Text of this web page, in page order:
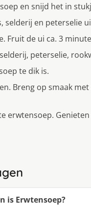
en snijd het in
selderij en peterselie
Fruit de ui ca. 3
peterselie,
te dik is.
Breng op smaak
erwtensoep.
is Erwtensoep?